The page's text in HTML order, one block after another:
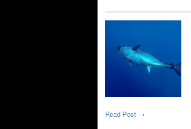
Read Post →